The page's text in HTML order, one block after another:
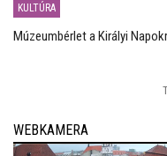
KULTÚRA
Múzeumbérlet a Királyi
WEBKAMERA